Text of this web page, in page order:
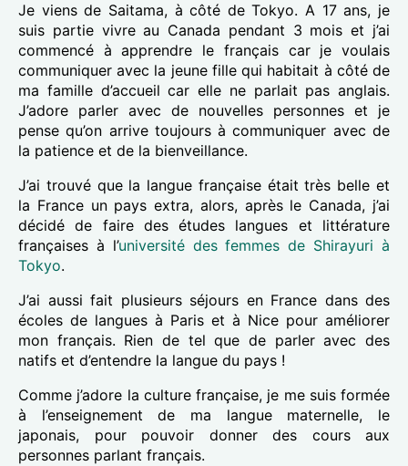
Je viens de Saitama, à côté de Tokyo. A 17 ans, je
suis partie vivre au Canada pendant 3 mois et j’ai
commencé à apprendre le français car je voulais
communiquer avec la jeune fille qui habitait à côté de
ma famille d’accueil car elle ne parlait pas anglais.
J’adore parler avec de nouvelles personnes et je
pense qu’on arrive toujours à communiquer avec de
la patience et de la bienveillance.
J’ai trouvé que la langue française était très belle et
la France un pays extra, alors, après le Canada, j’ai
décidé de faire des études langues et littérature
françaises à l’université des femmes de Shirayuri à
Tokyo.
J’ai aussi fait plusieurs séjours en France dans des
écoles de langues à Paris et à Nice pour améliorer
mon français. Rien de tel que de parler avec des
natifs et d’entendre la langue du pays !
Comme j’adore la culture française, je me suis formée
à l’enseignement de ma langue maternelle, le
japonais, pour pouvoir donner des cours aux
personnes parlant français.